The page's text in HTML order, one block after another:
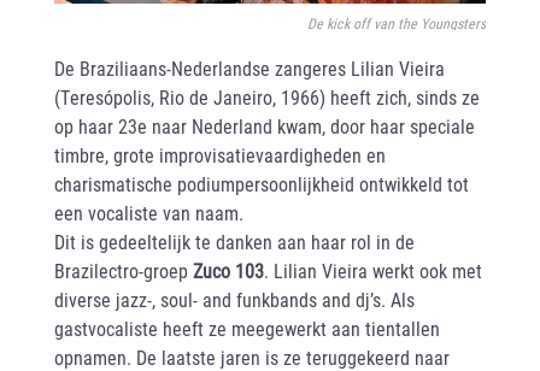
De kick off van the Youngsters
De Braziliaans-Nederlandse zangeres Lilian Vieira
(Teresópolis, Rio de Janeiro, 1966) heeft zich, sinds ze
op haar 23e naar Nederland kwam, door haar speciale
timbre, grote improvisatievaardigheden en
charismatische podiumpersoonlijkheid ontwikkeld tot
een vocaliste van naam.
Dit is gedeeltelijk te danken aan haar rol in de
Brazilectro-groepZuco 103. Lilian Vieira werkt ook met
diverse jazz-, soul- and funkbands and dj’s. Als
gastvocaliste heeft ze meegewerkt aan tientallen
opnamen. De laatste jaren is ze teruggekeerd naar